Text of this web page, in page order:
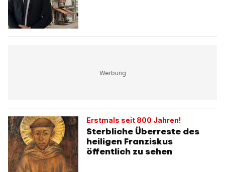
Erstmals seit 800 Jahren!
Sterbliche Überreste des
heiligen Franziskus
öffentlich zu sehen